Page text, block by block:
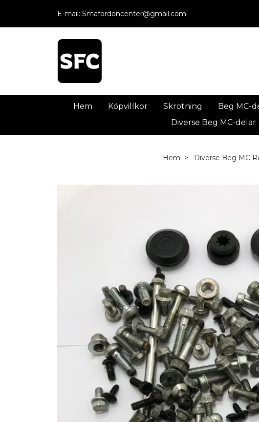
E-mail: Smafordoncenter@gmail.com
Hem Köpvillkor Skrotning Beg MC-
Diverse Beg MC-delar
Hem Diverse Beg MC